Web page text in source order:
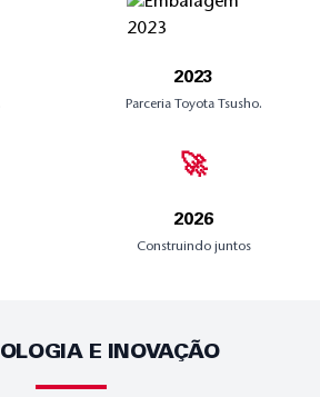
2023
Parceria Toyota Tsusho.
🚀
2026
Construindo juntos
E INOVAÇÃO